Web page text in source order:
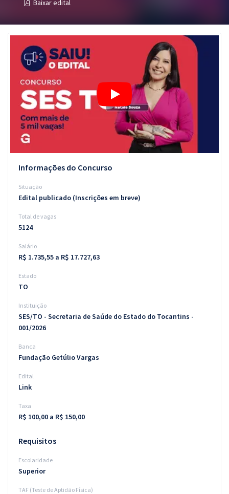
Questões grátis
Conteúdo gratuito
Blog
Aprovados
Atendimento
Baixar edital
Informações do Concurso
Situação
Edital publicado (Inscrições em breve)
Total de vagas
5124
Salário
R$ 1.735,55 a R$ 17.727,63
Estado
TO
Instituição
SES/TO - Secretaria de Saúde do Estado do Tocantins -
001/2026
Banca
Fundação Getúlio Vargas
Edital
Link
Taxa
R$ 100,00 a R$ 150,00
Requisitos
Escolaridade
Superior
TAF (Teste de Aptidão Física)